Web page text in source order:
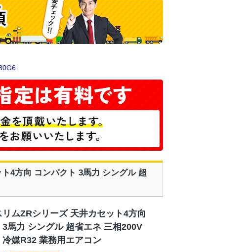
4方向 コンパクト 3馬力 シングル 超
ムZRシリーズ 天井カセット4方向
3馬力 シングル 超省エネ 三相200V
冷媒R32 業務用エアコン